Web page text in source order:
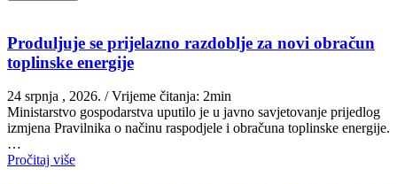
Produljuje se prijelazno razdoblje za novi obračun
toplinske energije
24 srpnja , 2026. / Vrijeme čitanja: 2min
Ministarstvo gospodarstva uputilo je u javno savjetovanje prijedlog
izmjena Pravilnika o načinu raspodjele i obračuna toplinske energije.
…
Pročitaj više